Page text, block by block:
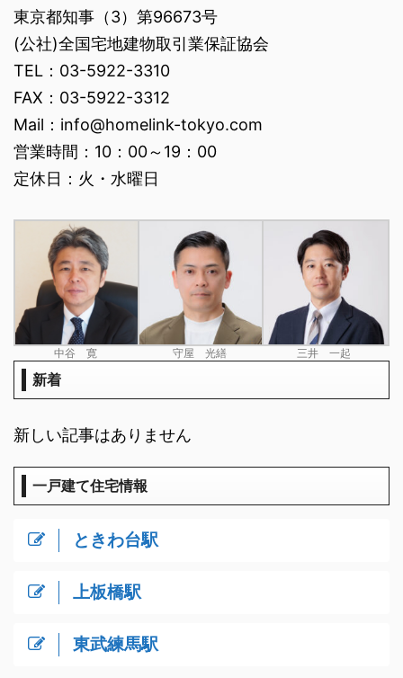
東京都知事（3）第96673号
(公社)全国宅地建物取引業保証協会
TEL：03-5922-3310
FAX：03-5922-3312
Mail：info@homelink-tokyo.com
営業時間：10：00～19：00
定休日：火・水曜日
中谷 寛 守屋 光繕 三井 一起
新着
新しい記事はありません
一戸建て住宅情報
ときわ台駅
上板橋駅
東武練馬駅